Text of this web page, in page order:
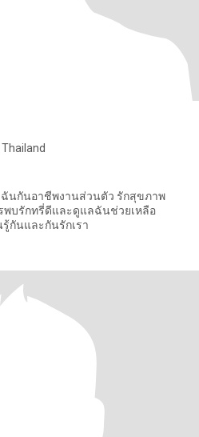
นกันอาชีพงานส่วนตัว รักสุขภาพ
กันและกันรักเรา